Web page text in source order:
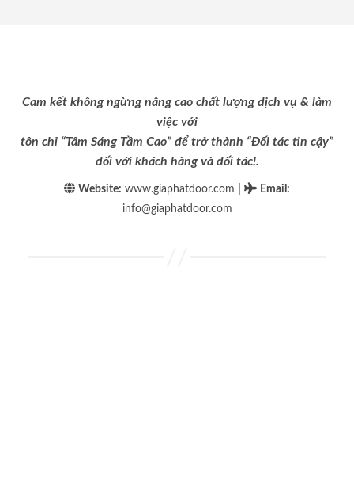
Cam kết không ngừng nâng cao chất lượng dịch vụ & làm
việc với
tôn chỉ “Tâm Sáng Tầm Cao” để trở thành “Đối tác tin cậy”
đối với khách hàng và đối tác!.
Website: www.giaphatdoor.com Email :
info@giaphatdoor.com